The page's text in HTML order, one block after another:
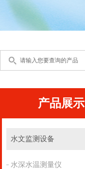
产品展示
水文监测设备
水深水温测量仪